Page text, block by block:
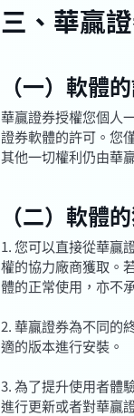
三、華贏
（一）軟體
華贏證券授權您個人
證券軟體的許可。您
其他一切權利仍由華
（二）軟體
1. 您可以直接從華贏
權的協力廠商獲取。
體的正常使用，亦不
2. 華贏證券為不同的
適的版本進行安裝。
3. 為了提升使用者體
進行更新或者對華贏